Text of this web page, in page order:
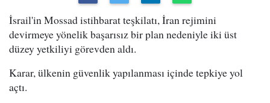
İsrail'in Mossad istihbarat teşkilatı, İran rejimini
devirmeye yönelik başarısız bir plan nedeniyle iki üst
düzey yetkiliyi görevden aldı.
Karar, ülkenin güvenlik yapılanması içinde tepkiye yol
açtı.